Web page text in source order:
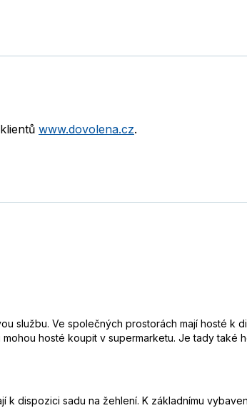
www.dovolena.cz.
službu. Ve společných prostorách mají hosté k
hosté koupit v supermarketu. Je tady také
k dispozici sadu na žehlení. K základnímu